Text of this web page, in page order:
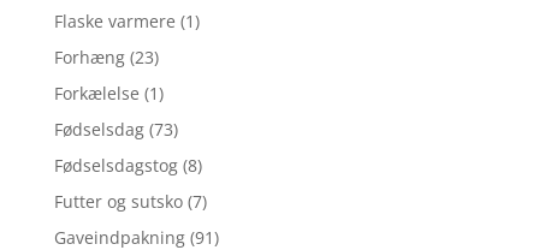
Flaske varmere (1)
Forhæng (23)
Forkælelse (1)
Fødselsdag (73)
Fødselsdagstog (8)
Futter og sutsko (7)
Gaveindpakning (91)